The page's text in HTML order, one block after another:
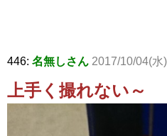
446: 名無しさん 2017/10/04(水
上手く撮れない～